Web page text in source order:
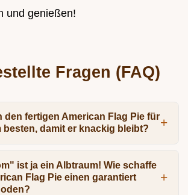
und genießen!
Fragen (FAQ)
den fertigen American Flag Pie für
besten, damit er knackig bleibt?
ist ja ein Albtraum! Wie schaffe
Flag Pie einen garantiert